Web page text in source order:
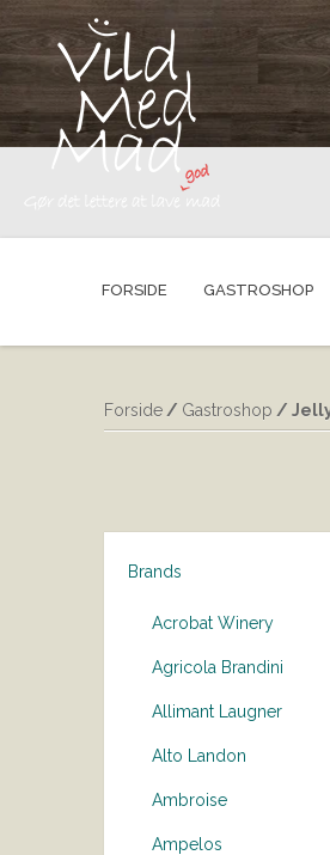
FORSIDE GASTROSHOP
Forside / Gastroshop /
Brands
Acrobat Winery
Agricola Brandini
Allimant Laugner
Alto Landon
Ambroise
Ampelos